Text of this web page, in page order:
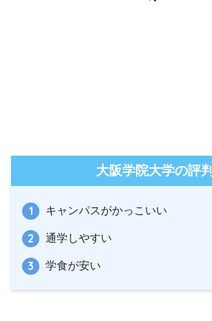
大阪学院大学の評判
キャンパスがかっこいい
通学しやすい
学食が安い